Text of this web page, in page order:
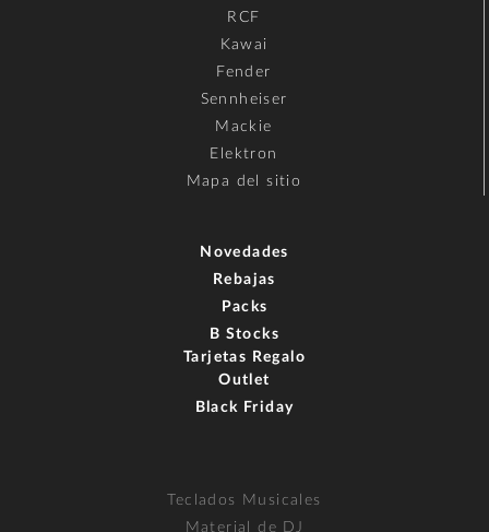
RCF
Kawai
Fender
Sennheiser
Mackie
Elektron
Mapa del sitio
Novedades
Rebajas
Packs
B Stocks
Tarjetas Regalo
Outlet
Black Friday
Teclados Musicales
Material de DJ